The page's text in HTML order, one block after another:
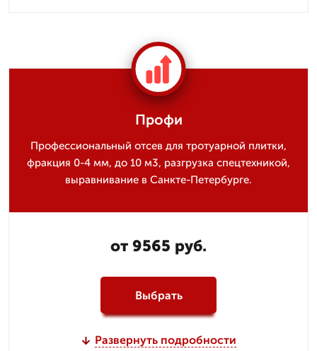
Профи
Профессиональный отсев для тротуарной плитки,
фракция 0-4 мм, до 10 м3, разгрузка спецтехникой,
выравнивание в Санкте-Петербурге.
от 9565 руб.
Выбрать
Развернуть подробности